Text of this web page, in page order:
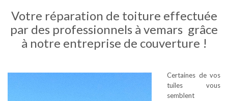
Votre réparation de toiture effectuée
par des professionnels à vemars grâce
à notre entreprise de couverture !
Certaines de vos
tuiles vous
semblent